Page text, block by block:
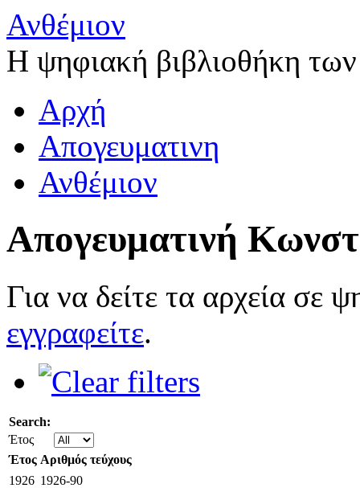
Ανθέμιον
Η ψηφιακή βιβλιοθήκη
Αρχή
Απογευματινη
Ανθέμιον
Απογευματινή
Για να δείτε τα αρχεία σε
εγγραφείτε.
Search:
Έτος
Έτος Αριθμός τεύχους
1926 1926-90